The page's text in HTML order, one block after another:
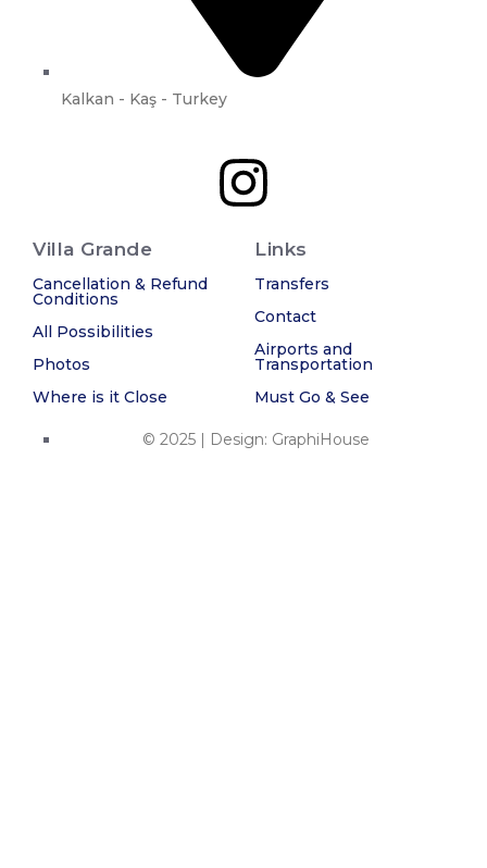
Kalkan - Kaş - Turkey
Villa Grande
Cancellation & Refund
Conditions
All Possibilities
Photos
Where is it Close
Links
Transfers
Contact
Airports and
Transportation
Must Go & See
© 2025 | Design: GraphiHouse